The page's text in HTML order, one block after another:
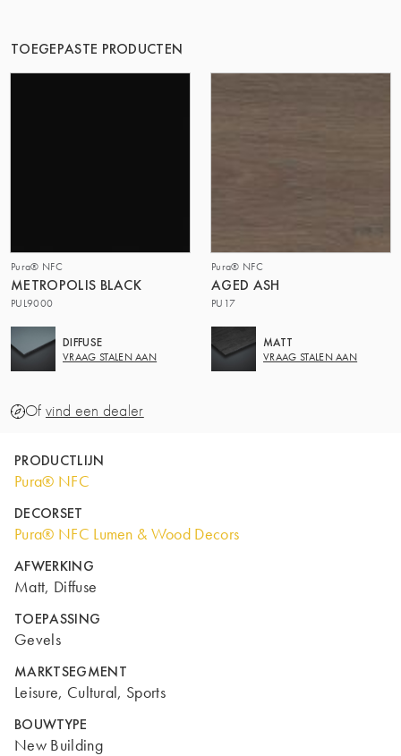
TOEGEPASTE PRODUCTEN
Pura® NFC
METROPOLIS BLACK
PUL9000
DIFFUSE
VRAAG STALEN AAN
Pura® NFC
AGED ASH
PU17
MATT
VRAAG STALEN AAN
Of vind een dealer
PRODUCTLIJN
Pura® NFC
DECORSET
Pura® NFC Lumen & Wood Decors
AFWERKING
Matt, Diffuse
TOEPASSING
Gevels
MARKTSEGMENT
Leisure, Cultural, Sports
BOUWTYPE
New Building